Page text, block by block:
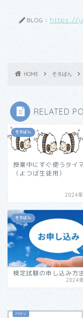
BLOG： https://
HOME そろばん
RELATED
そろばん
授業中にすぐ使うタイ
（よつば生徒用）
2024
そろばん
検定試験の申し込み方
2024